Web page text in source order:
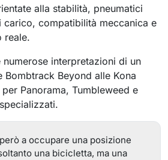
alla stabilità, pneumatici
carico, compatibilità meccanica e
reale.
interpretazioni di un
Beyond alle Kona
Panorama, Tumbleweed e
a occupare una posizione
una bicicletta, ma una